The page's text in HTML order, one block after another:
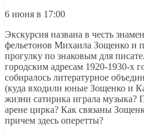
6 июня в 17:00
Экскурсия названа в честь
фельетонов Михаила Зощенко и
прогулку по знаковым для
городским адресам 1920-1930-х
собиралось литературное
(куда входили юные Зощенко и
жизни сатирика играла музыка?
арене цирка? Как связаны
причем здесь оперетты?